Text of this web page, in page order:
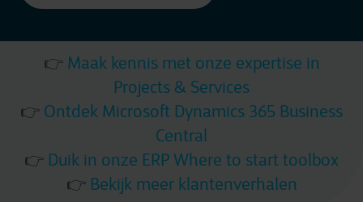
👉 Maak kennis met onze expertise in
Projects & Services
👉 Ontdek Microsoft Dynamics 365 Business
Central
👉 Duik in onze ERP Where to start toolbox
👉 Bekijk meer klantenverhalen